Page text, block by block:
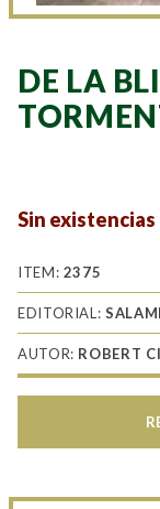
DE LA
Sin existencias
ITEM: 2375
EDITORIAL:
AUTOR: ROBERT